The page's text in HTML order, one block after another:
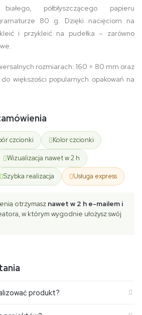
półbłyszczącego papieru
80 g. Dzięki nacięciom na
i przykleić na pudełka – zarówno
rozmiarach: 160 × 80 mm oraz
większości popularnych opakowań na
czcionki Kolor czcionki
Wizualizacja nawet w 2 h
Szybka realizacja Usługa express
otrzymasz nawet w 2 h e-mailem i
w którym wygodnie ułożysz swój
produkt?